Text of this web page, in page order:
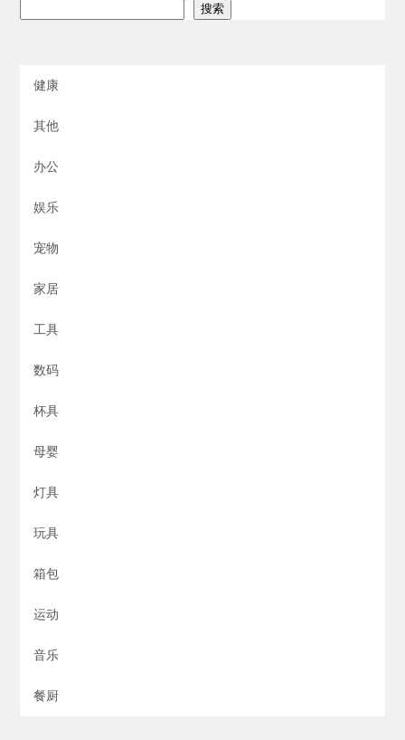
搜索
健康
其他
办公
娱乐
宠物
家居
工具
数码
杯具
母婴
灯具
玩具
箱包
运动
音乐
餐厨